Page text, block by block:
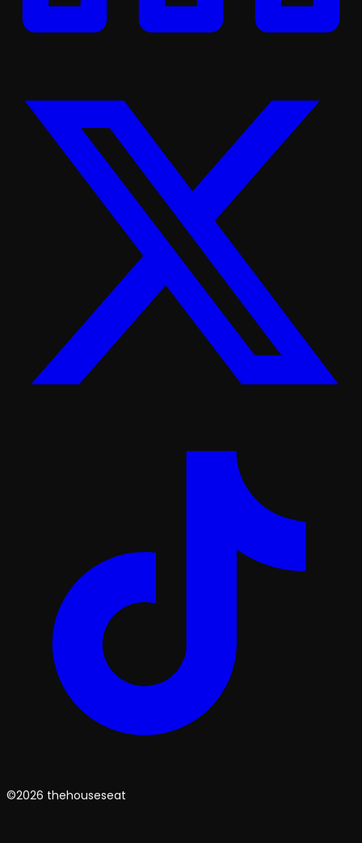
©2026 thehouseseat